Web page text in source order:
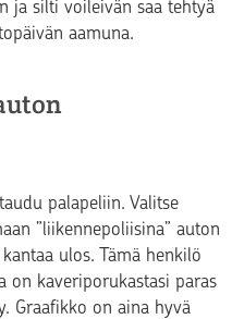
ja silti voileivän saa tehtyä
aamuna.
palapeliin. Valitse
”liikennepoliisina” auton
ulos. Tämä henkilö
on kaveriporukastasi paras
Graafikko on aina hyvä